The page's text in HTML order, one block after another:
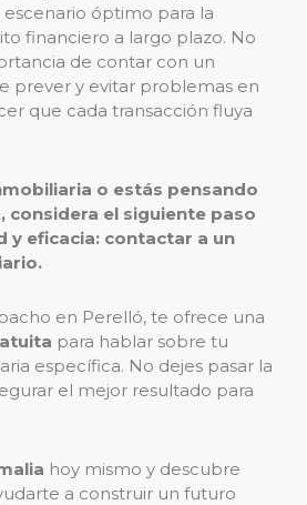
óptimo para la
financiero a largo plazo. No
de contar con un
prever y evitar problemas en
que cada transacción fluya
o estás pensando
considera el siguiente paso
y eficacia: contactar a un
en Perelló, te ofrece una
para hablar sobre tu
específica. No dejes pasar la
el mejor resultado para
hoy mismo y descubre
a construir un futuro